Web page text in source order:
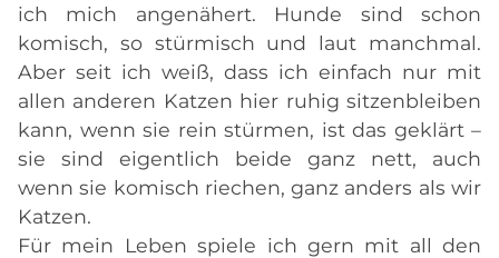
ich mich angenähert. Hunde sind schon
komisch, so stürmisch und laut manchmal.
Aber seit ich weiß, dass ich einfach nur mit
allen anderen Katzen hier ruhig sitzenbleiben
kann, wenn sie rein stürmen, ist das geklärt –
sie sind eigentlich beide ganz nett, auch
wenn sie komisch riechen, ganz anders als wir
Katzen.
Für mein Leben spiele ich gern mit all den